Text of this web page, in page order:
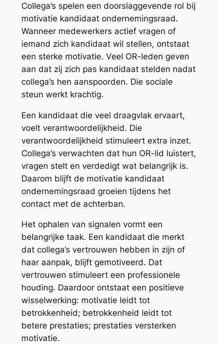
Collega’s spelen een doorslaggevende rol bij
motivatie kandidaat ondernemingsraad.
Wanneer medewerkers actief vragen of
iemand zich kandidaat wil stellen, ontstaat
een sterke motivatie. Veel OR-leden geven
aan dat zij zich pas kandidaat stelden nadat
collega’s hen aanspoorden. Die sociale
steun werkt krachtig.
Een kandidaat die veel draagvlak ervaart,
voelt verantwoordelijkheid. Die
verantwoordelijkheid stimuleert extra inzet.
Collega’s verwachten dat hun OR-lid luistert,
vragen stelt en verdedigt wat belangrijk is.
Daarom blijft de motivatie kandidaat
ondernemingsraad groeien tijdens het
contact met de achterban.
Het ophalen van signalen vormt een
belangrijke taak. Een kandidaat die merkt
dat collega’s vertrouwen hebben in zijn of
haar aanpak, blijft gemotiveerd. Dat
vertrouwen stimuleert een professionele
houding. Daardoor ontstaat een positieve
wisselwerking: motivatie leidt tot
betrokkenheid; betrokkenheid leidt tot
betere prestaties; prestaties versterken
motivatie.